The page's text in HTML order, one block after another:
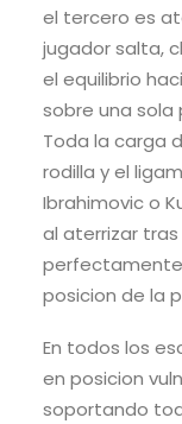
el tercero es
jugador salta,
el equilibrio
sobre una sola
Toda la carga
rodilla y el
Ibrahimovic o
al aterrizar
posicion de la
En todos los
en posicion
soportando